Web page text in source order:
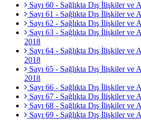
Sayı 60 - Sağlıkta Dış İlişkiler
Sayı 61 - Sağlıkta Dış İlişkiler
Sayı 62 - Sağlıkta Dış İlişkiler ve
Sayı 63 - Sağlıkta Dış İlişkiler ve
2018
Sayı 64 - Sağlıkta Dış İlişkiler ve
2018
Sayı 65 - Sağlıkta Dış İlişkiler ve
2018
Sayı 66 - Sağlıkta Dış İlişkiler
Sayı 67 - Sağlıkta Dış İlişkiler
Sayı 68 - Sağlıkta Dış İlişkiler ve
Sayı 69 - Sağlıkta Dış İlişkiler ve